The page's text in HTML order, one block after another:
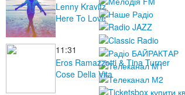
Lenny Kravitz
Here To Love
11:31
Eros Ramazzotti & Tina Turner
Cose Della Vita